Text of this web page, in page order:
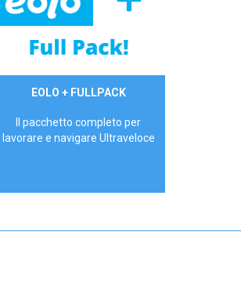
34,90 €/meseEOLO + FULLPACK
Il pacchetto completo per
lavorare e navigare Ultraveloce